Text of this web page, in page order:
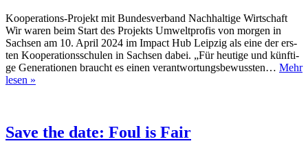
Koope­ra­ti­ons-Pro­jekt mit Bun­des­ver­band Nach­hal­ti­ge Wirt­schaft
Wir waren beim Start des Pro­jekts Umwelt­pro­fis von mor­gen in
Sach­sen am 10. April 2024 im Impact Hub Leip­zig als eine der ers­
ten Koope­ra­ti­ons­schu­len in Sach­sen dabei. „Für heu­ti­ge und künf­ti­
ge Gene­ra­tio­nen braucht es einen ver­ant­wor­tungs­be­wuss­ten… Mehr
lesen »
morgen
Save the date: Foul is Fair